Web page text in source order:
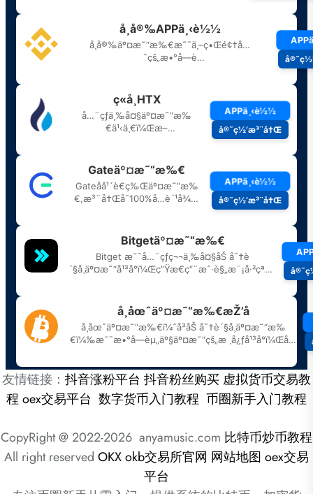
友情链接： 抖音涨粉平台 抖音粉丝购买虚拟货币交易教
程oex交易平台 数字货币入门教程 币圈新手入门教程
CopyRight @ 2022-2026 anyamusic.com 比特币炒币教程
All right reserved OKXokb交易所官网 网站地图 oex交易
平台